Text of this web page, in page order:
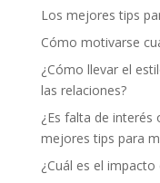
Los mejores tips
Cómo motivarse
¿Cómo llevar el
las relaciones?
¿Es falta de interés
mejores tips para
¿Cuál es el